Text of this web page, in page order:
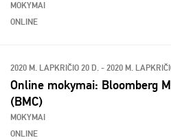
MOKYMAI
ONLINE
2020 M. LAPKRIČIO 20 D. - 2020 M.
Online mokymai: Bloomberg
(BMC)
MOKYMAI
ONLINE